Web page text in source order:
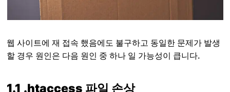
웹 사이트에 재 접속 했음에도 불구하고 동일한 문제가 발생
할 경우 원인은 다음 원인 중 하나 일 가능성이 큽니다.
1.1 .htaccess 파일 손상